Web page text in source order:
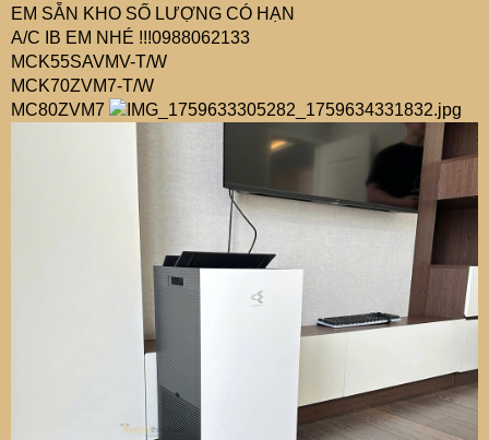
EM SẴN KHO SỐ LƯỢNG CÓ HẠN
A/C IB EM NHÉ !!!0988062133
MCK55SAVMV-T/W
MCK70ZVM7-T/W
MC80ZVM7